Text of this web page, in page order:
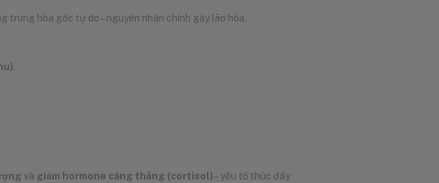
trung hòa gốc tự do – nguyên nhân chính gây lão hóa.
.
và giảm hormone căng thẳng (cortisol)– yếu tố thúc đẩy